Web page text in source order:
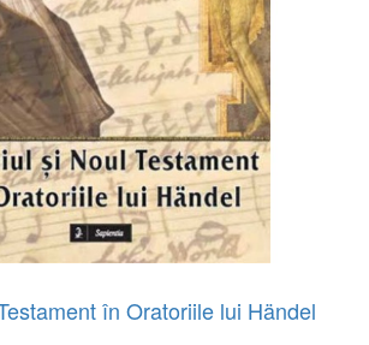
în Oratoriile lui Händel